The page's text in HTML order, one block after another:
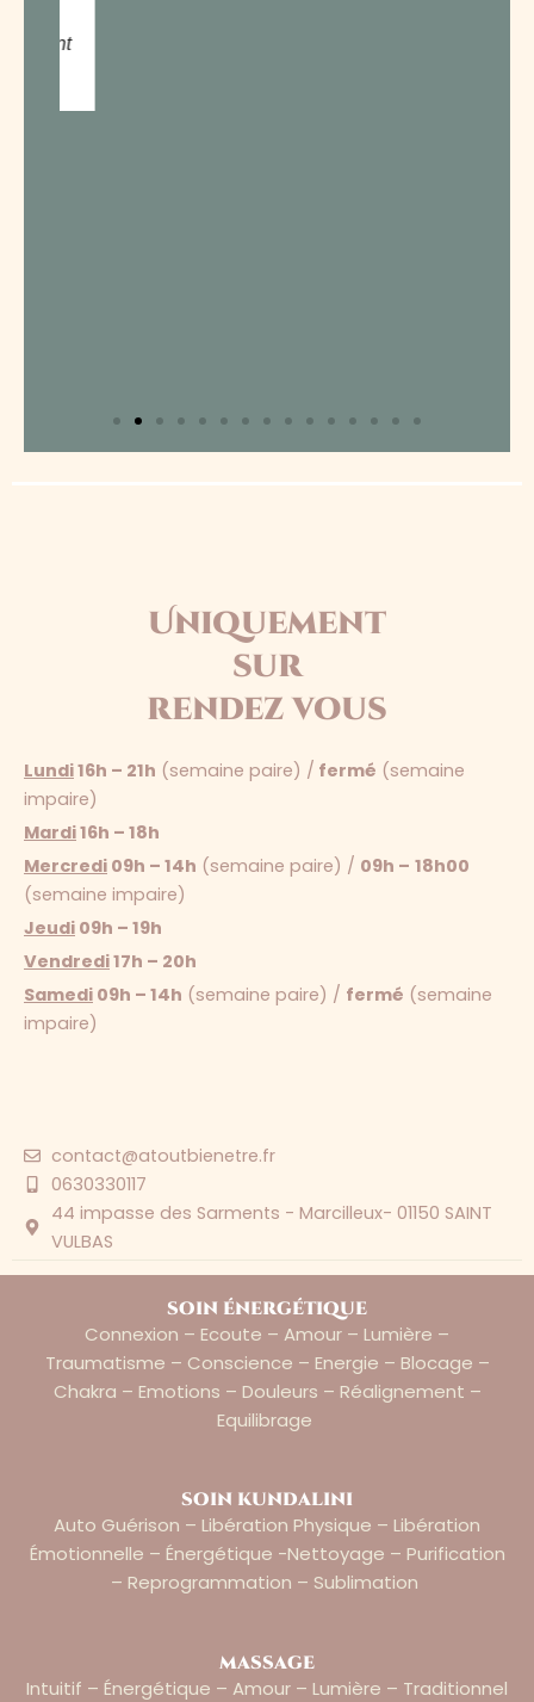
Uniquement
sur
rendez vous
Lundi16h – 21h (semaine paire) / fermé (semaine
impaire)
Mardi16h – 18h
Mercredi 09h – 14h (semaine paire) / 09h – 18h00
(semaine impaire)
Jeudi 09h – 19h
Vendredi17h – 20h
Samedi 09h – 14h (semaine paire) / fermé (semaine
impaire)
contact@atoutbienetre.fr
0630330117
44 impasse des Sarments - Marcilleux- 01150 SAINT
VULBAS
soin énergétique
Connexion – Ecoute – Amour – Lumière –
Traumatisme – Conscience – Energie – Blocage –
Chakra – Emotions – Douleurs – Réalignement –
Equilibrage
soin kundalini
Auto Guérison – Libération Physique – Libération
Émotionnelle – Énergétique -nettoyage – Purification
– Reprogrammation – Sublimation
massage
Intuitif – Énergétique – Amour – Lumière – Traditionnel